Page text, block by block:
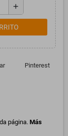
add
Pinterest
página.Más